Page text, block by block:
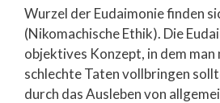
Wurzel der Eudaimonie finden
(Nikomachische Ethik). Die
objektives Konzept, in dem man
schlechte Taten vollbringen
durch das Ausleben von